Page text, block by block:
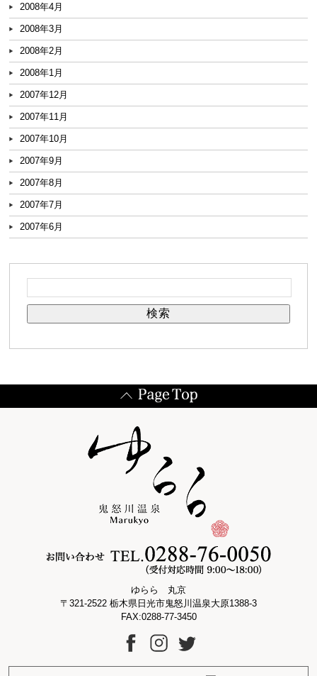
2008年4月
2008年3月
2008年2月
2008年1月
2007年12月
2007年11月
2007年10月
2007年9月
2007年8月
2007年7月
2007年6月
ゆらら 丸京
〒321-2522 栃木県日光市鬼怒川温泉大原1388-3
FAX:0288-77-3450